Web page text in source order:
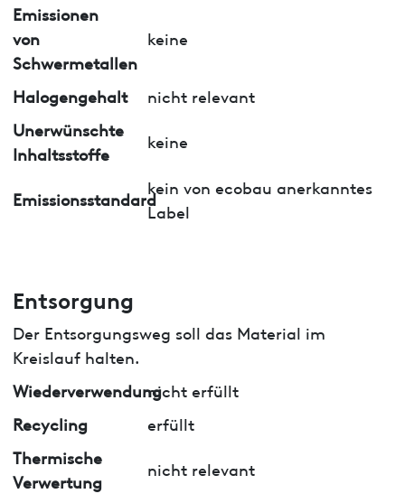
Emissionen
von
Schwermetallen
keine
Halogengehalt
nicht relevant
Unerwünschte
Inhaltsstoffe
keine
Emissionsstandard
kein von ecobau anerkanntes
Label
Entsorgung
Der Entsorgungsweg soll das Material im
Kreislauf halten.
Wiederverwendungnicht erfüllt
Recycling
erfüllt
Thermische
Verwertung
nicht relevant